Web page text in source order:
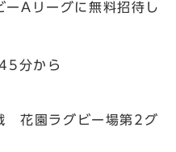
Aリーグに無料招待し
分から
花園ラグビー場第2グ